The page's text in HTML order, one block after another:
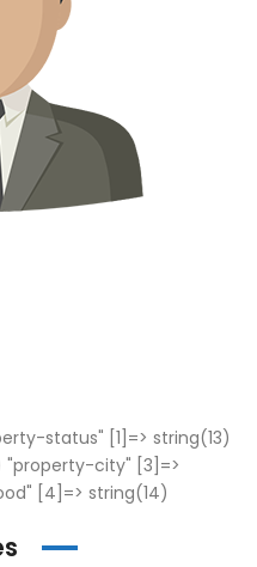
status" [1]=> string(13)
"property-city" [3]=>
[4]=> string(14)